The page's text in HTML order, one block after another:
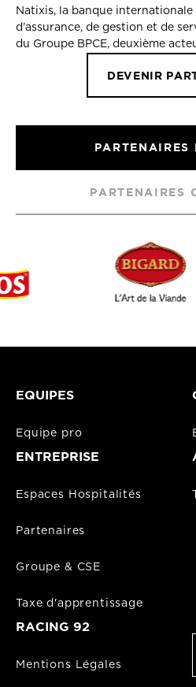
Natixis, la banque
d’assurance, de gestion et de
du Groupe BPCE, deuxième
DEVENIR
PARTENAIRES
PARTENAIRES
EQUIPES
Equipe pro
ENTREPRISE
Espaces Hospitalités
Partenaires
Groupe & CSE
Taxe d'apprentissage
RACING 92
Mentions Légales